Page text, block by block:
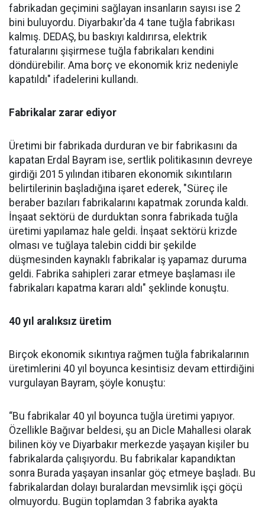
fabrikadan geçimini sağlayan insanların sayısı ise 2
bini buluyordu. Diyarbakır'da 4 tane tuğla fabrikası
kalmış. DEDAŞ, bu baskıyı kaldırırsa, elektrik
faturalarını şişirmese tuğla fabrikaları kendini
döndürebilir. Ama borç ve ekonomik kriz nedeniyle
kapatıldı" ifadelerini kullandı.
Fabrikalar zarar ediyor
Üretimi bir fabrikada durduran ve bir fabrikasını da
kapatan Erdal Bayram ise, sertlik politikasının devreye
girdiği 2015 yılından itibaren ekonomik sıkıntıların
belirtilerinin başladığına işaret ederek, "Süreç ile
beraber bazıları fabrikalarını kapatmak zorunda kaldı.
İnşaat sektörü de durduktan sonra fabrikada tuğla
üretimi yapılamaz hale geldi. İnşaat sektörü krizde
olması ve tuğlaya talebin ciddi bir şekilde
düşmesinden kaynaklı fabrikalar iş yapamaz duruma
geldi. Fabrika sahipleri zarar etmeye başlaması ile
fabrikaları kapatma kararı aldı" şeklinde konuştu.
40 yıl aralıksız üretim
Birçok ekonomik sıkıntıya rağmen tuğla fabrikalarının
üretimlerini 40 yıl boyunca kesintisiz devam ettirdiğini
vurgulayan Bayram, şöyle konuştu:
“Bu fabrikalar 40 yıl boyunca tuğla üretimi yapıyor.
Özellikle Bağıvar beldesi, şu an Dicle Mahallesi olarak
bilinen köy ve Diyarbakır merkezde yaşayan kişiler bu
fabrikalarda çalışıyordu. Bu fabrikalar kapandıktan
sonra Burada yaşayan insanlar göç etmeye başladı. Bu
fabrikalardan dolayı buralardan mevsimlik işçi göçü
olmuyordu. Bugün toplamdan 3 fabrika ayakta